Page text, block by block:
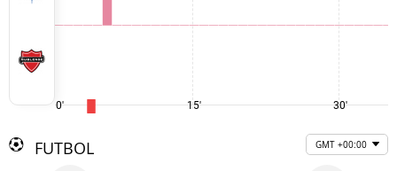
0' 15' 30'
FUTBOL GMT +00:00